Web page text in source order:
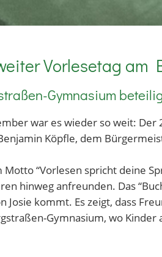
Vorlesetag am
Gymnasium
war es wieder so weit: Der
Köpfle, dem
Motto “Vorlesen spricht deine
hinweg anfreunden. Das
Josie kommt. Es zeigt, dass
Gymnasium, wo